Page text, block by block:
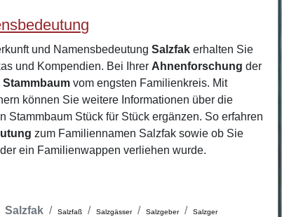
und NamensbedeutungSalzfak erhalten Sie
und Kompendien. Bei Ihrer Ahnenforschung der
Stammbaum vom engsten Familienkreis. Mit
können Sie weitere Informationen über die
Stammbaum Stück für Stück ergänzen. So erfahren
zum Familiennamen Salzfak sowie ob Sie
ein Familienwappen verliehen wurde.
Salzfak Salzfaß Salzgässer Salzgeber Salzger